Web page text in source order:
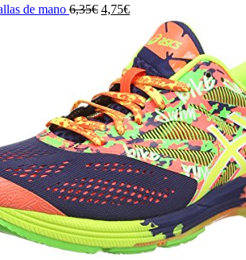
de mano 6,35€ El
6,35€.
4,75€El
precio
actual
es:
4,75€.